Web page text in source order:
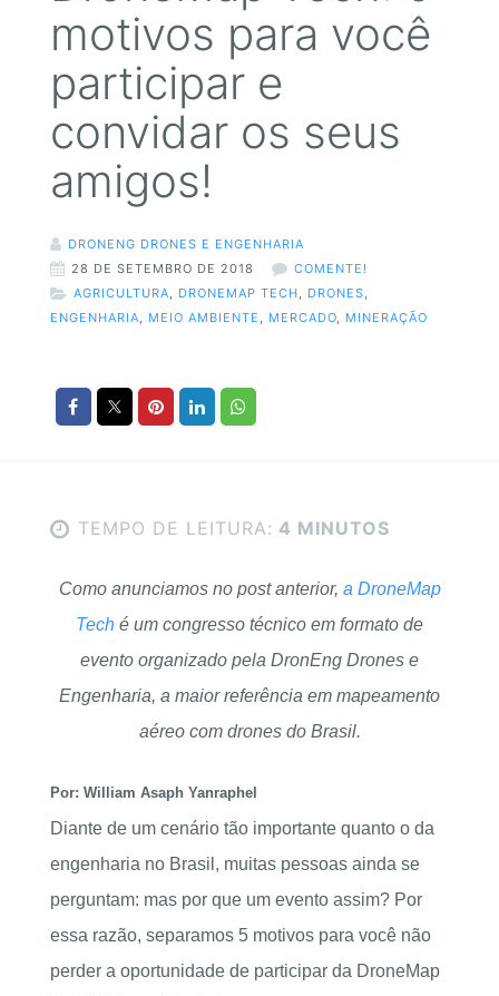
motivos para você
participar e
convidar os seus
amigos!
DRONENG DRONES E ENGENHARIA
28 DE SETEMBRO DE 2018
COMENTE!
AGRICULTURA
DRONEMAP TECH DRONES
ENGENHARIA
MEIO AMBIENTE MERCADO, MINERAÇÃO
TEMPO DE LEITURA: 4 MINUTOS
Como anunciamos no post anterior, a DroneMap
Tech é um congresso técnico em formato de
evento organizado pela DronEng Drones e
Engenharia, a maior referência em mapeamento
aéreo com drones do Brasil.
Por: William Asaph Yanraphel
Diante de um cenário tão importante quanto o da
engenharia no Brasil, muitas pessoas ainda se
perguntam: mas por que um evento assim? Por
essa razão, separamos 5 motivos para você não
perder a oportunidade de participar da DroneMap